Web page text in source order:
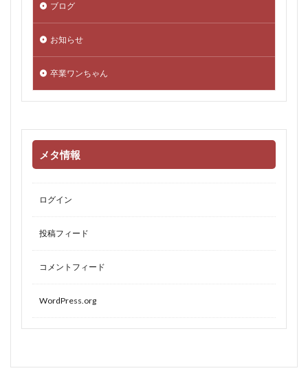
ブログ
お知らせ
卒業ワンちゃん
メタ情報
ログイン
投稿フィード
コメントフィード
WordPress.org